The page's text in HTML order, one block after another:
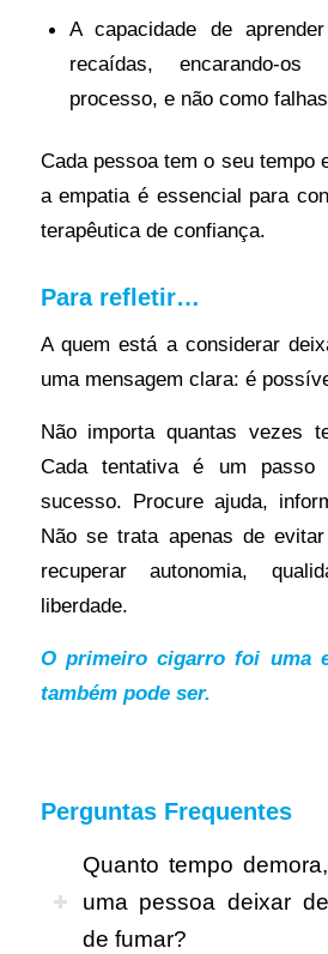
A capacidade de
recaídas, encarando-
processo, e não como
Cada pessoa tem o seu tempo
a empatia é essencial para
terapêutica de confiança.
Para refletir…
A quem está a considerar
uma mensagem clara: é
Não importa quantas vezes
Cada tentativa é um passo
sucesso. Procure ajuda,
Não se trata apenas de
recuperar autonomia,
liberdade.
O primeiro cigarro foi uma
também pode ser.
Perguntas Frequentes
Quanto tempo
uma pessoa deixar
de fumar?